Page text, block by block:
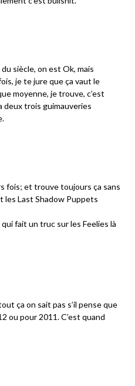
siècle, on est Ok, mais
je te jure que ça vaut le
moyenne, je trouve, c’est
deux trois guimauveries
fois; et trouve toujours ça sans
Last Shadow Puppets
fait un truc sur les Feelies là
ça on sait pas s’il pense que
ou pour 2011. C’est quand